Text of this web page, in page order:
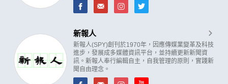
新報人
新報人(SPY)創刊於1970年，因應傳媒業變革及科技
進步，發展成多媒體資訊平台，並持續更新新聞資
訊。新報人奉行編輯自主，自我管理的原則，實踐新
聞自由理念。